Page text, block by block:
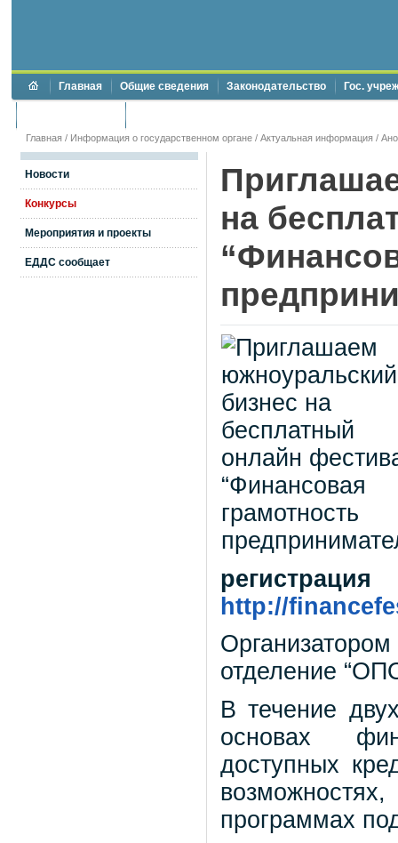
Главная Общие сведения Законодательство Гос.
Главная / Информация о государственном органе / Актуальная информация /
Новости
Конкурсы
Мероприятия и проекты
ЕДДС сообщает
на
http://
отделение
В течение
основах
доступных
программах